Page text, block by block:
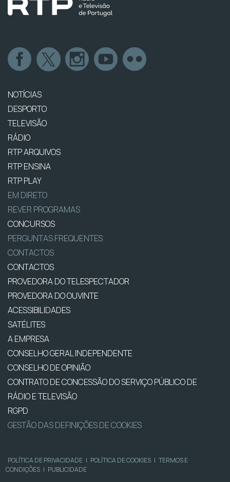
NOTÍCIAS
DESPORTO
TELEVISÃO
RÁDIO
RTP ARQUIVOS
RTP ENSINA
RTP PLAY
EM DIRETO
REVER PROGRAMAS
CONCURSOS
PERGUNTAS FREQUENTES
CONTACTOS
CONTACTOS
PROVEDORA DO TELESPECTADOR
PROVEDORA DO OUVINTE
ACESSIBILIDADES
SATÉLITES
A EMPRESA
CONSELHO GERAL INDEPENDENTE
CONSELHO DE OPINIÃO
CONTRATO DE CONCESSÃO DO SERVIÇO PÚBLICO DE
RÁDIO E TELEVISÃO
RGPD
GESTÃO DAS DEFINIÇÕES DE COOKIES
POLÍTICA DE PRIVACIDADE | POLÍTICA DE COOKIES | TERMOS E
CONDIÇÕES | PUBLICIDADE